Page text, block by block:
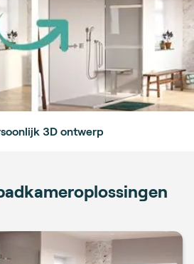
1 dag geïnstalleerd